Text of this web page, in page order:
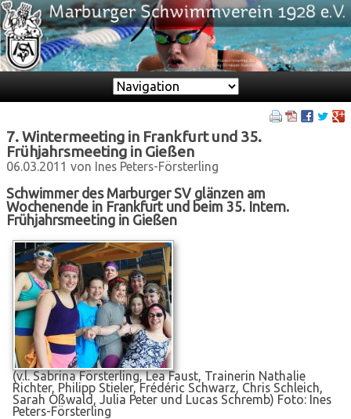
Zielseite
7. Wintermeeting in Frankfurt und 35.
Frühjahrsmeeting in Gießen
06.03.2011 von Ines Peters-Försterling
Schwimmer des Marburger SV glänzen am
Wochenende in Frankfurt und beim 35. Intern.
Frühjahrsmeeting in Gießen
(v.l. Sabrina Försterling, Lea Faust, Trainerin Nathalie
Richter, Philipp Stieler, Frédéric Schwarz, Chris Schleich,
Sarah Oßwald, Julia Peter und Lucas Schremb) Foto: Ines
Peters-Försterling